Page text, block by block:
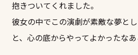
抱きついてくれました。
彼女の中でこの演劇が素敵な夢と
と、心の底からやってよかったなあ